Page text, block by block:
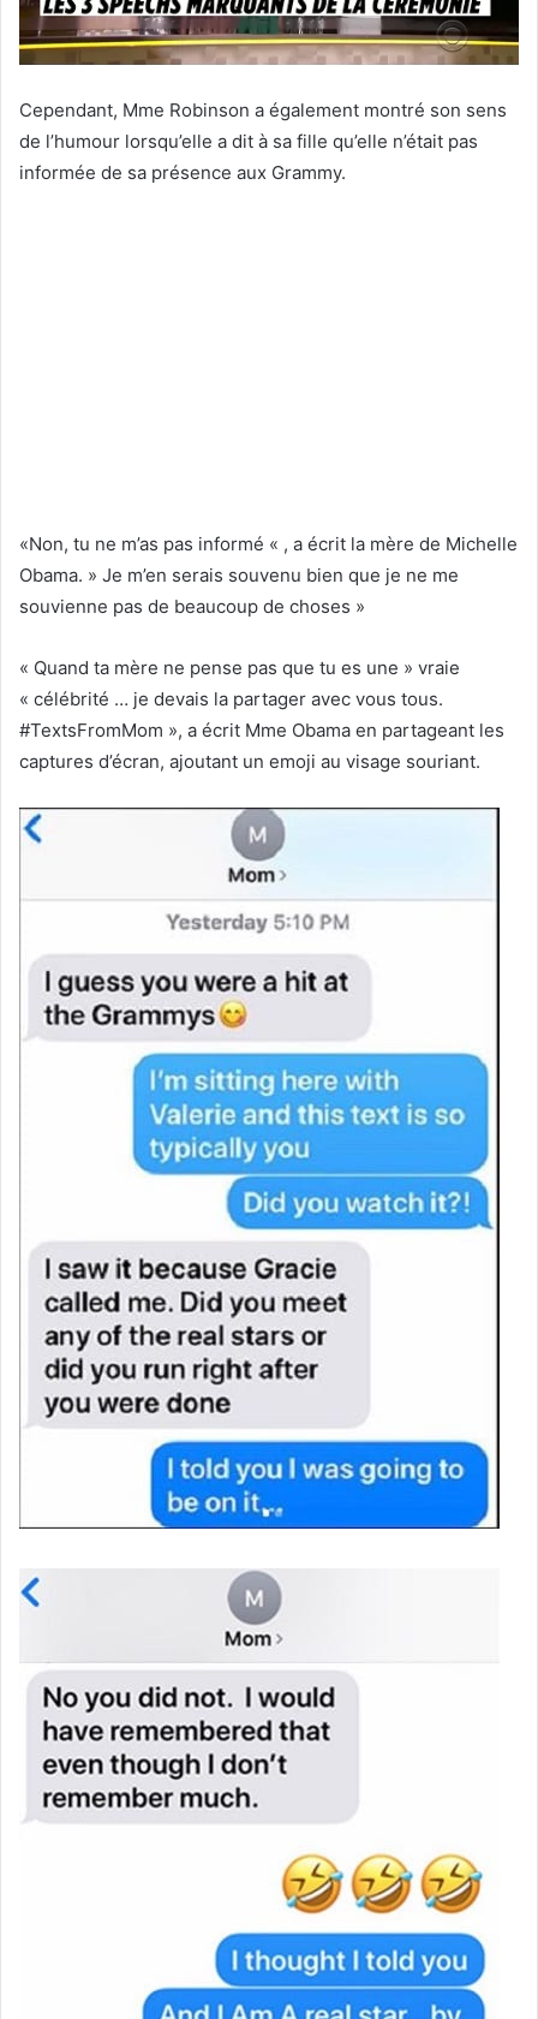
Cependant, Mme Robinson a également montré son sens
de l’humour lorsqu’elle a dit à sa fille qu’elle n’était pas
informée de sa présence aux Grammy.
«Non, tu ne m’as pas informé « , a écrit la mère de Michelle
Obama. » Je m’en serais souvenu bien que je ne me
souvienne pas de beaucoup de choses »
« Quand ta mère ne pense pas que tu es une » vraie
« célébrité … je devais la partager avec vous tous.
#TextsFromMom », a écrit Mme Obama en partageant les
captures d’écran, ajoutant un emoji au visage souriant.